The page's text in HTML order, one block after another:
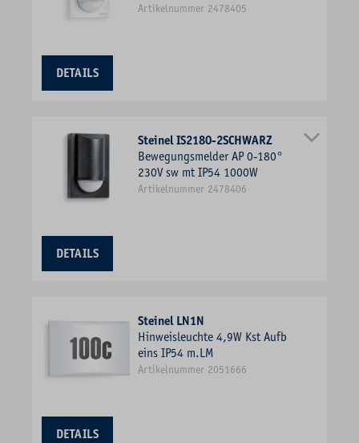
Artikelnummer 2478405
DETAILS
Steinel IS2180-2SCHWARZ
Bewegungsmelder AP 0-180°
230V sw mt IP54 1000W
Artikelnummer 2478406
DETAILS
Steinel LN1N
Hinweisleuchte 4,9W Kst Aufb
eins IP54 m.LM
Artikelnummer 2051666
DETAILS